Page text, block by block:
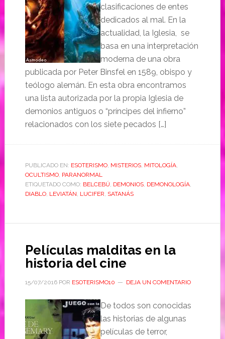
clasificaciones de entes
dedicados al mal. En la
actualidad, la Iglesia, se
basa en una interpretación
moderna de una obra
publicada por Peter Binsfel en 1589, obispo y
teólogo alemán. En esta obra encontramos
una lista autorizada por la propia Iglesia de
demonios antiguos o “príncipes del infierno”
relacionados con los siete pecados […]
PUBLICADO EN: ESOTERISMO, MISTERIOS, MITOLOGÍA,
OCULTISMO, PARANORMAL
ETIQUETADO COMO: BELCEBÚ, DEMONIOS, DEMONOLOGÍA,
DIABLO, LEVIATÁN, LUCIFER, SATANÁS
Películas malditas en la
historia del cine
15/07/2016POR ESOTERISMO10 DEJA UN COMENTARIO
De todos son conocidas
las historias de algunas
películas de terror,